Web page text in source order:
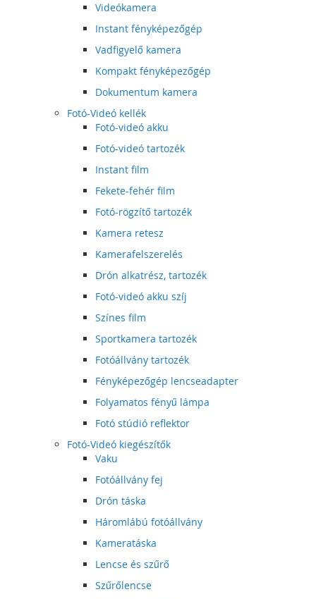
Videókamera
Instant fényképezőgép
Vadfigyelő kamera
Kompakt fényképezőgép
Dokumentum kamera
Fotó-Videó kellék
Fotó-videó akku
Fotó-videó tartozék
Instant film
Fekete-fehér film
Fotó-rögzítő tartozék
Kamera retesz
Kamerafelszerelés
Drón alkatrész, tartozék
Fotó-videó akku szíj
Színes film
Sportkamera tartozék
Fotóállvány tartozék
Fényképezőgép lencseadapter
Folyamatos fényű lámpa
Fotó stúdió reflektor
Fotó-Videó kiegészítők
Vaku
Fotóállvány fej
Drón táska
Háromlábú fotóállvány
Kameratáska
Lencse és szűrő
Szűrőlencse